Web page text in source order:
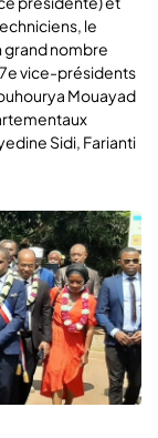
le
nombre
vice-présidents
Mouayad
Sidi, Farianti